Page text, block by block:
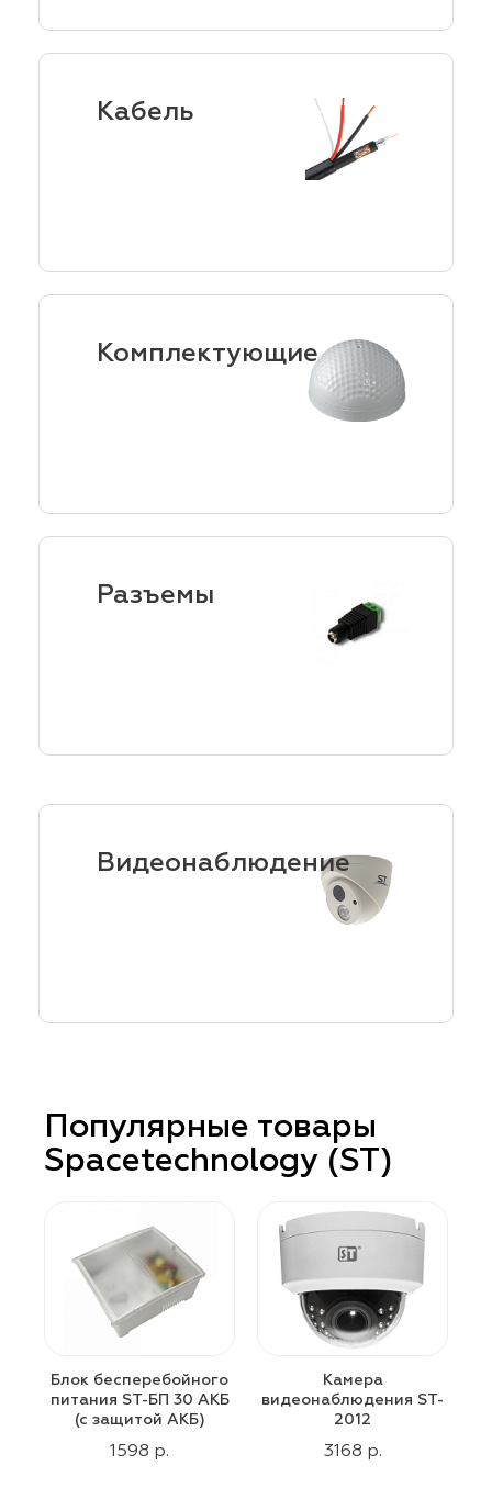
Кабель
Комплектующие
Разъемы
Видеонаблюдение
Популярные товары
Spacetechnology (ST)
Блок бесперебойного
питания ST-БП 30 АКБ
(с защитой АКБ)
1598 р.
Камера
видеонаблюдения ST-
2012
3168 р.